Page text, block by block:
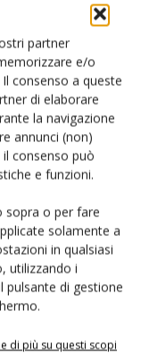
partner
e/o
consenso a queste
di elaborare
la navigazione
annunci (non)
consenso può
e funzioni.
sopra o per fare
solamente a
in qualsiasi
utilizzando i
pulsante di gestione
di più su questi scopi
il nuovo
per il guacamole
Benfatti-